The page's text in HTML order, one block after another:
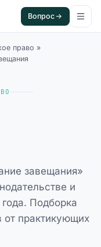
Вопрос
право »
завещания»
и
Подборка
от практикующих